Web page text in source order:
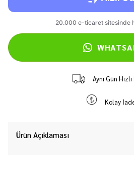
Aynı Gün
Kolay
Ürün Açıklaması